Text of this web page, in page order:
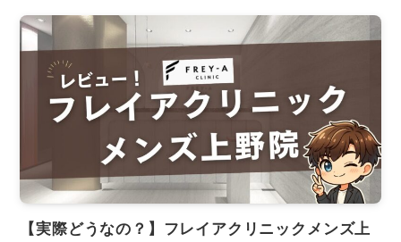
【実際どうなの？】フレイアクリニックメンズ上